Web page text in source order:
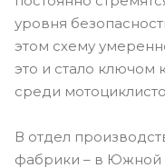
уровня
этом схему
это и стало ключом
среди
В отдел
фабрики – в Южной